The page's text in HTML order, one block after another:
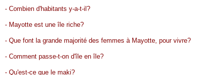
- Combien d'habitants y-a-t-il?
- Mayotte est une île riche?
- Que font la grande majorité des femmes à Mayotte, pour vivre?
- Comment passe-t-on d'île en île?
- Qu'est-ce que le maki?